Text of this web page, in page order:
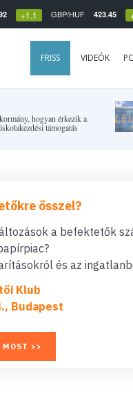
+1.1 GBP/HUF 423.45
FRISS VIDEÓK
hogyan érkezik a
támogatás
ősszel?
a befektetők
és az
Klub
Budapest
MOST >>